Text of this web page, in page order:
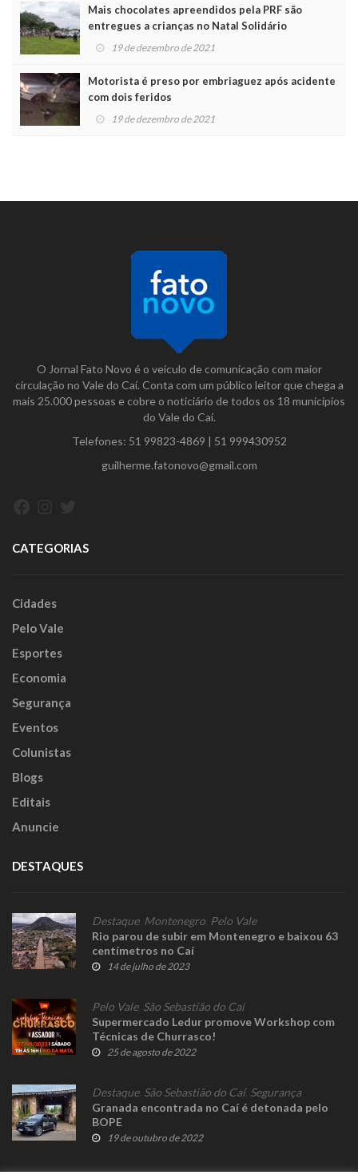
Mais chocolates apreendidos pela PRF são
entregues a crianças no Natal Solidário
19 de dezembro de 2021
Motorista é preso por embriaguez após acidente
com dois feridos
19 de dezembro de 2021
O Jornal Fato Novo é o veículo de comunicação com maior
circulação no Vale do Caí. Conta com um público leitor que chega a
mais 25.000 pessoas e cobre o noticiário de todos os 18 municípios
do Vale do Caí.
Telefones: 51 99823-4869 | 51 999430952
guilherme.fatonovo@gmail.com
CATEGORIAS
Cidades
Pelo Vale
Esportes
Economia
Segurança
Eventos
Colunistas
Blogs
Editais
Anuncie
DESTAQUES
Destaque, Montenegro Pelo Vale
Rio parou de subir em Montenegro e baixou 63
centímetros no Caí
14 de julho de 2023
Pelo Vale, São Sebastião do Caí
Supermercado Ledur promove Workshop com
Técnicas de Churrasco!
25 de agosto de 2022
Destaque, São Sebastião do Caí, Segurança
Granada encontrada no Caí é detonada pelo
BOPE
19 de outubro de 2022